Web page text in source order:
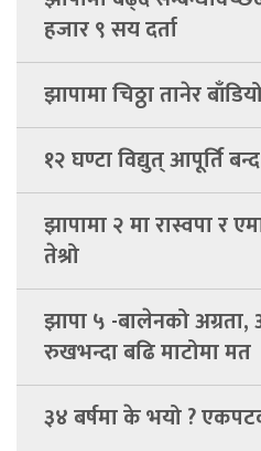
हजार ९ सय दर्ता
झापामा चिठ्ठा तानेर
१२ घण्टा विद्युत् आपूर्ति
झापामा २ मा रास्वपा र
तेश्रो
झापा ५ -बालेनको
रुखभन्दा बढि माटोमा मत
३४ बर्षमा के भयो ?